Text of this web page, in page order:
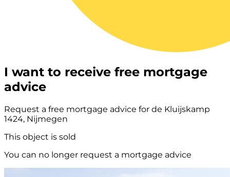
I want to receive free mortgage
advice
Request a free mortgage advice for de Kluijskamp
1424, Nijmegen
This object is sold
You can no longer request a mortgage advice